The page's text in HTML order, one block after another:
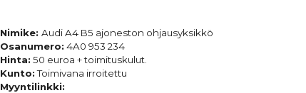
Nimike:Audi A4 B5 ajoneston ohjausyksikkö
Osanumero: 4A0 953 234
Hinta: 50 euroa + toimituskulut.
Kunto:Toimivana irroitettu
Myyntilinkki: